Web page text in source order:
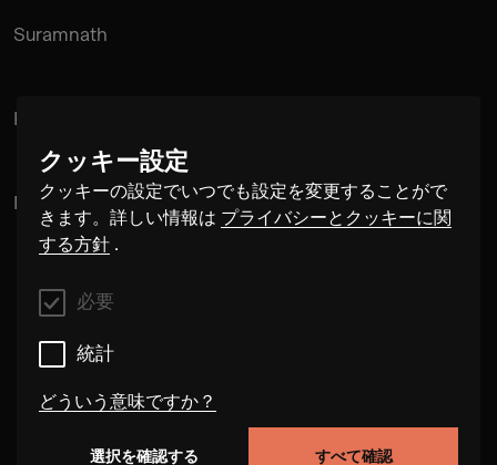
クッキー設定
クッキーの設定でいつでも設定を変更することがで
きます。詳しい情報は プライバシーとクッキーに関
する方針 .
必要
統計
どういう意味ですか？
選択を確認する すべて確認
Suramnath
Kishan Hadi
Pintu Padihar